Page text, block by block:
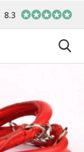
In eigener
8.3